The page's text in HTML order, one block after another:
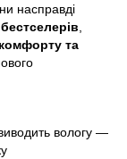
насправді
та
вологу —